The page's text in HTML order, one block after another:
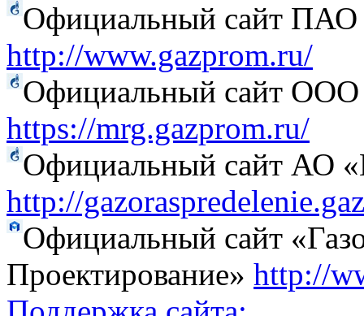
Официальный сайт ПАО
http://www.gazprom.ru/
Официальный сайт ООО
https://mrg.gazprom.ru/
Официальный сайт АО
http://
Официальный сайт
Проектирование» http://